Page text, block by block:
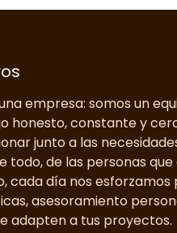
empresa: somos un
honesto, constante y
junto a las
todo, de las personas
cada día nos
asesoramiento
adapten a tus proyectos.